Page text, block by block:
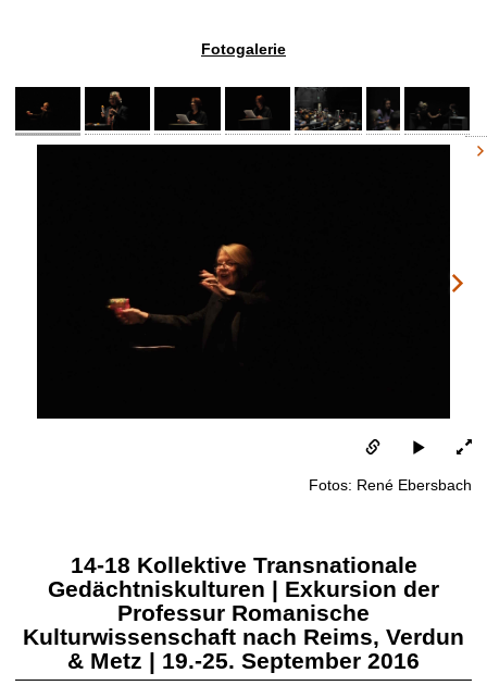
Fotogalerie
Fotos: René Ebersbach
14-18 Kollektive Transnationale
Gedächtniskulturen | Exkursion der
Professur Romanische
Kulturwissenschaft nach Reims, Verdun
& Metz | 19.-25. September 2016